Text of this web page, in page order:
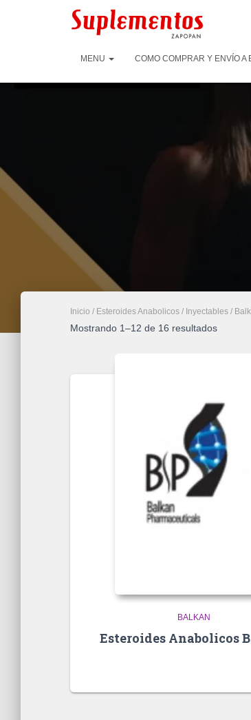
MENU COMO COMPRAR Y ENVÍO A
Inicio / Esteroides Anabolicos / Inyectables /
Mostrando 1–12 de 16 resultados
BALKAN
Esteroides Anabolicos